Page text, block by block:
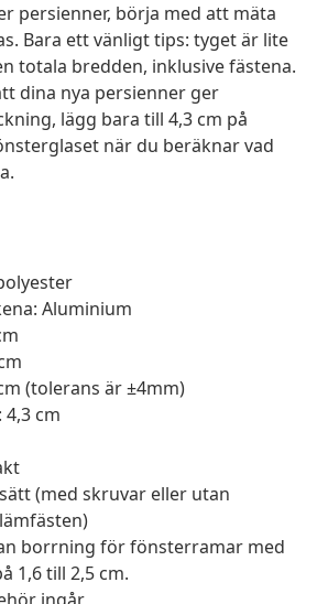
persienner, börja med att mäta
Bara ett vänligt tips: tyget är lite
totala bredden, inklusive fästena.
dina nya persienner ger
lägg bara till 4,3 cm på
när du beräknar vad
Aluminium
(tolerans är ±4mm)
cm
(med skruvar eller utan
borrning för fönsterramar med
1,6 till 2,5 cm.